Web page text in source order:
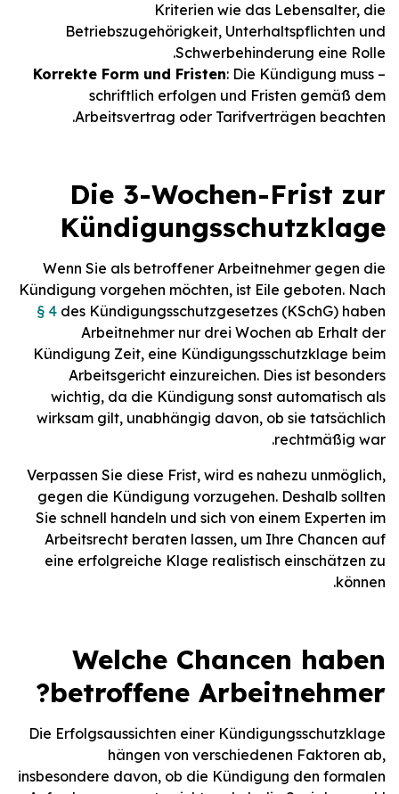
Kriterien wie das Lebensalter, die
Betriebszugehörigkeit, Unterhaltspflichten und
Schwerbehinderung eine Rolle.
–
Korrekte Form und Fristen: Die Kündigung muss
schriftlich erfolgen und Fristen gemäß dem
Arbeitsvertrag oder Tarifverträgen beachten.
Die 3-Wochen-Frist zur
Kündigungsschutzklage
Wenn Sie als betroffener Arbeitnehmer gegen die
Kündigung vorgehen möchten, ist Eile geboten. Nach
§ 4 des Kündigungsschutzgesetzes (KSchG) haben
Arbeitnehmer nur drei Wochen ab Erhalt der
Kündigung Zeit, eine Kündigungsschutzklage beim
Arbeitsgericht einzureichen. Dies ist besonders
wichtig, da die Kündigung sonst automatisch als
wirksam gilt, unabhängig davon, ob sie tatsächlich
rechtmäßig war.
Verpassen Sie diese Frist, wird es nahezu unmöglich,
gegen die Kündigung vorzugehen. Deshalb sollten
Sie schnell handeln und sich von einem Experten im
Arbeitsrecht beraten lassen, um Ihre Chancen auf
eine erfolgreiche Klage realistisch einschätzen zu
können.
Welche Chancen haben
betroffene Arbeitnehmer?
Die Erfolgsaussichten einer Kündigungsschutzklage
hängen von verschiedenen Faktoren ab,
insbesondere davon, ob die Kündigung den formalen